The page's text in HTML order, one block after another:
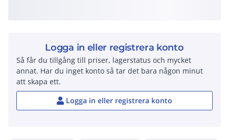
Logga in eller registrera konto
Så får du tillgång till priser, lagerstatus och mycket
annat. Har du inget konto så tar det bara någon minut
att skapa ett.
Logga in eller registrera konto